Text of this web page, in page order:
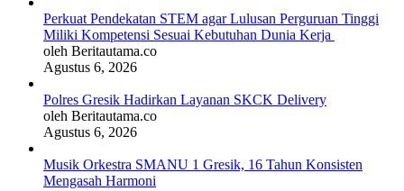
Perkuat Pendekatan STEM agar Lulusan Perguruan Tinggi
Miliki Kompetensi Sesuai Kebutuhan Dunia Kerja
oleh Beritautama.co
Agustus 6, 2026
Polres Gresik Hadirkan Layanan SKCK Delivery
oleh Beritautama.co
Agustus 6, 2026
Musik Orkestra SMANU 1 Gresik, 16 Tahun Konsisten
Mengasah Harmoni